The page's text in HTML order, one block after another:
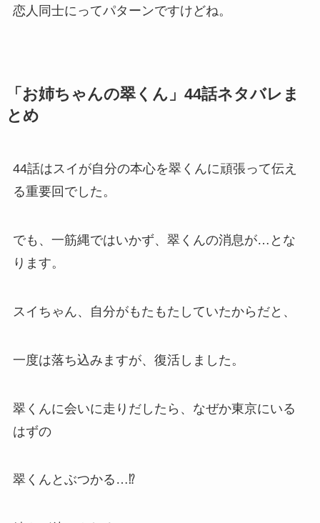
恋人同士にってパターンですけどね。
「お姉ちゃんの翠くん」44話ネタバレま
とめ
44話はスイが自分の本心を翠くんに頑張って伝え
る重要回でした。
でも、一筋縄ではいかず、翠くんの消息が…とな
ります。
スイちゃん、自分がもたもたしていたからだと、
一度は落ち込みますが、復活しました。
翠くんに会いに走りだしたら、なぜか東京にいる
はずの
翠くんとぶつかる…⁉